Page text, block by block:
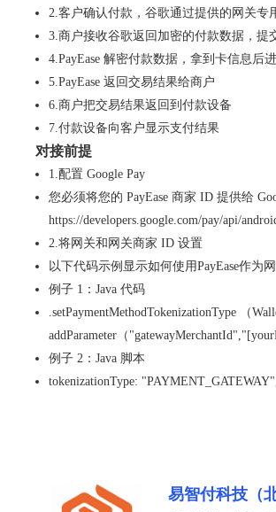
2.客户确认付款，谷歌通过提供的网关专
3.商户接收谷歌返回加密的付款数据，提
4.PayEase 解密付款数据，拿到卡信息后
5.PayEase 返回交易结果给商户
6.商户把交易结果返回到付款设备
7.付款设备向客户显示支付结果
对接前提
1.配置 Google Pay
您必须将您的 PayEase 商家 ID 提供给
https://developers.google.com/pay/api/
2.将网关和网关商家 ID 设置
以下代码示例显示如何使用PayEase作为
例子 1：Java 代码
.setPaymentMethodTokenizationType （
addParameter（
例子 2：Java 脚本
tokenizationType:
易智付科技（